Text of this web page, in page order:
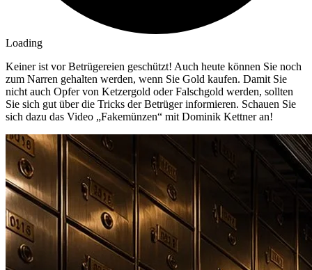
Loading
Keiner ist vor Betrügereien geschützt! Auch heute können Sie noch
zum Narren gehalten werden, wenn Sie Gold kaufen. Damit Sie
nicht auch Opfer von Ketzergold oder Falschgold werden, sollten
Sie sich gut über die Tricks der Betrüger informieren. Schauen Sie
sich dazu das Video „Fakemünzen“ mit Dominik Kettner an!